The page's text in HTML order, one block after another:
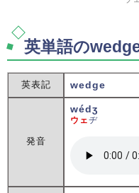
英単語の
英表記 wedge
発音
wédʒ
ウェヂ